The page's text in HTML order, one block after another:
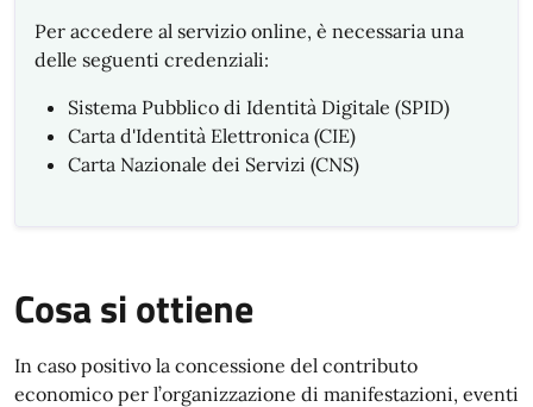
Per accedere al servizio online, è necessaria una
delle seguenti credenziali:
Sistema Pubblico di Identità Digitale (SPID)
Carta d'Identità Elettronica (CIE)
Carta Nazionale dei Servizi (CNS)
Cosa si ottiene
In caso positivo la concessione del contributo
economico per l’organizzazione di manifestazioni, eventi